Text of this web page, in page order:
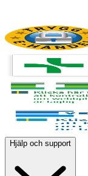
Hjälp och support